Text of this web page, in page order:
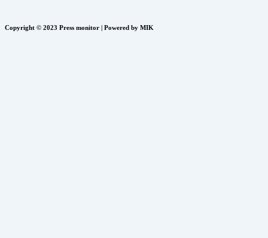
Copyright © 2023 Press monitor | Powered by MIK